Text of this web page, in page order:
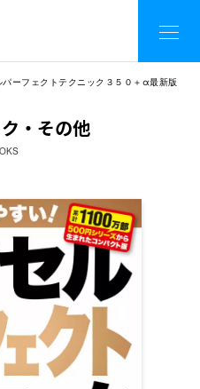
パーフェクトテクニック３５０＋α最新版
・その他